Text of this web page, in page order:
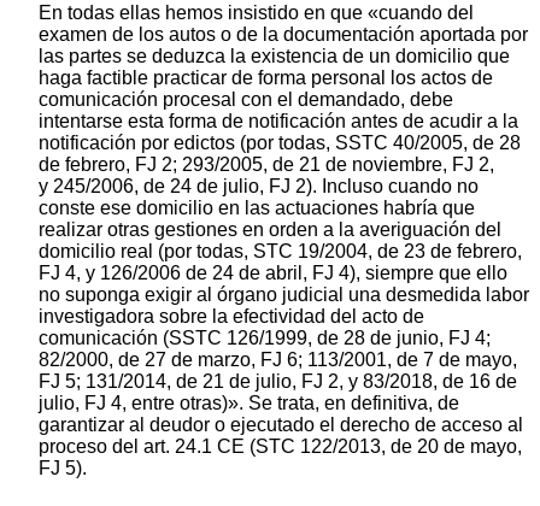
En todas ellas hemos insistido en que «cuando del
examen de los autos o de la documentación aportada por
las partes se deduzca la existencia de un domicilio que
haga factible practicar de forma personal los actos de
comunicación procesal con el demandado, debe
intentarse esta forma de notificación antes de acudir a la
notificación por edictos (por todas, SSTC 40/2005, de 28
de febrero, FJ 2; 293/2005, de 21 de noviembre, FJ 2,
y 245/2006, de 24 de julio, FJ 2). Incluso cuando no
conste ese domicilio en las actuaciones habría que
realizar otras gestiones en orden a la averiguación del
domicilio real (por todas, STC 19/2004, de 23 de febrero,
FJ 4, y 126/2006 de 24 de abril, FJ 4), siempre que ello
no suponga exigir al órgano judicial una desmedida labor
investigadora sobre la efectividad del acto de
comunicación (SSTC 126/1999, de 28 de junio, FJ 4;
82/2000, de 27 de marzo, FJ 6; 113/2001, de 7 de mayo,
FJ 5; 131/2014, de 21 de julio, FJ 2, y 83/2018, de 16 de
julio, FJ 4, entre otras)». Se trata, en definitiva, de
garantizar al deudor o ejecutado el derecho de acceso al
proceso del art. 24.1 CE (STC 122/2013, de 20 de mayo,
FJ 5).